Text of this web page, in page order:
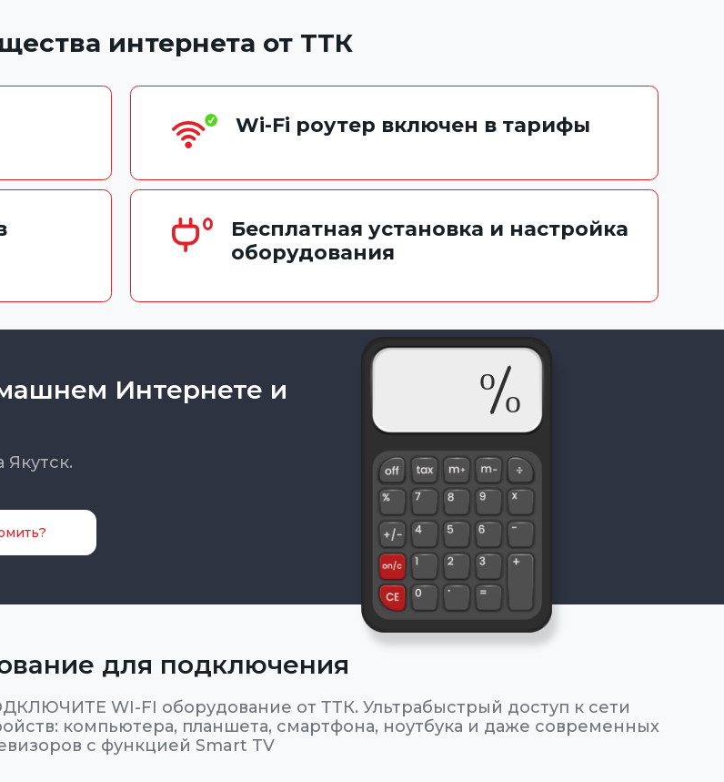
интернета от ТТК
Wi-Fi роутер включен в тарифы
Бесплатная установка и настройка
оборудования
Интернете и
для подключения
WI-FI оборудование от ТТК. Ультрабыстрый доступ к сети
компьютера, планшета, смартфона, ноутбука и даже современных
с функцией Smart TV